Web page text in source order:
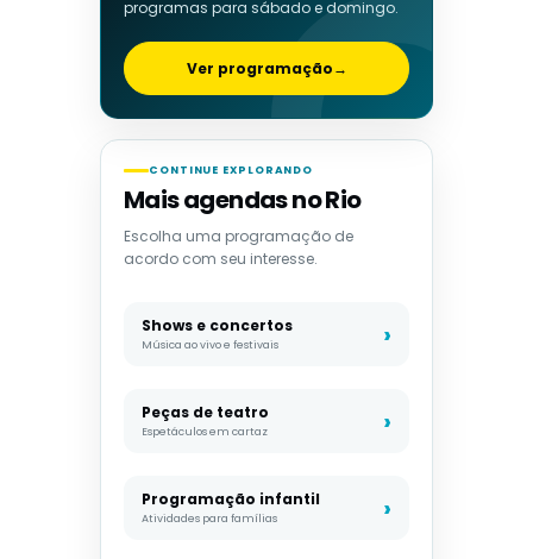
programas para sábado e domingo.
Ver programação→
CONTINUE EXPLORANDO
Mais agendas no Rio
Escolha uma programação de
acordo com seu interesse.
Shows e concertos
Música ao vivo e festivais
Peças de teatro
Espetáculos em cartaz
Programação infantil
Atividades para famílias